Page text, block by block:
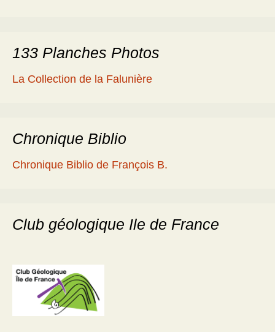
133 Planches Photos
La Collection de la Falunière
Chronique Biblio
Chronique Biblio de François B.
Club géologique Ile de France